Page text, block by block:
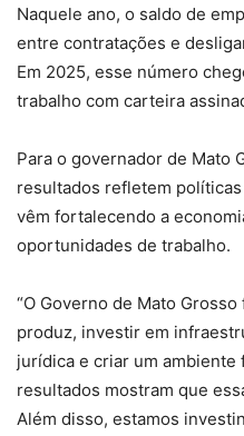
Naquele ano, o saldo de
entre contratações e
Em 2025, esse número
trabalho com carteira
Para o governador de Mato
resultados refletem
vêm fortalecendo a
oportunidades de trabalho.
“O Governo de Mato
produz, investir em
jurídica e criar um ambiente
resultados mostram que
Além disso, estamos